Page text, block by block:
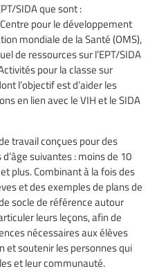
SIDA que sont :
pour le développement
mondiale de la Santé (OMS),
de ressources sur l’EPT/SIDA
pour la classe sur
l’objectif est d’aider les
en lien avec le VIH et le SIDA
travail conçues pour des
suivantes : moins de 10
plus. Combinant à la fois des
et des exemples de plans de
socle de référence autour
leurs leçons, afin de
nécessaires aux élèves
et soutenir les personnes qui
et leur communauté.